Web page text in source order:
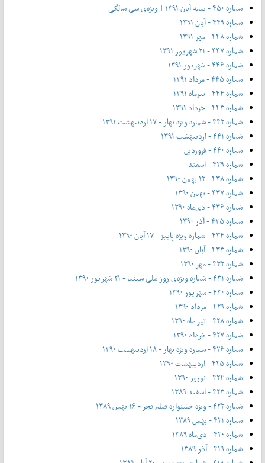
شماره ۴۵۰ - نیمه آبان ۱۳۹۱ | ویژه‌ی سی سالگی
شماره ۴۴۹ - آبان ۱۳۹۱
شماره ۴۴۸ - مهر ۱۳۹۱
شماره ۴۴۷ - ۲۱ شهریور ۱۳۹۱
شماره ۴۴۶ - شهریور ۱۳۹۱
شماره ۴۴۵ - مرداد ۱۳۹۱
شماره ۴۴۴ - تیر‌ماه ۱۳۹۱
شماره ۴۴۳ - خرداد ۱۳۹۱
شماره ۴۴۲ - شماره ویژه بهار - ۱۷ اردیبهشت ۱۳۹۱
شماره ۴۴۱ - اردیبهشت ۱۳۹۱
شماره ۴۴۰ - فروردین
شماره ۴۳۹ - اسفند
شماره ۴۳۸ - ۱۲ بهمن ۱۳۹۰
شماره ۴۳۷ - بهمن ۱۳۹۰
شماره ۴۳۶ - دی‌ماه ۱۳۹۰
شماره ۴۳۵ - آذر ۱۳۹۰
شماره ۴۳۴ - شماره ویژه پاییز - ۱۷ آبان ۱۳۹۰
شماره ۴۳۳ - آبان ۱۳۹۰
شماره ۴۳۲ - مهر ۱۳۹۰
شماره ۴۳۱ - شماره ویژه‌ی روز ملی سینما - ۲۱ شهریور ۱۳۹۰
شماره ۴۳۰ - شهریور ۱۳۹۰
شماره ۴۲۹ - مرداد ۱۳۹۰
شماره ۴۲۸ - تیر ماه ۱۳۹۰
شماره ۴۲۷ - خرداد ۱۳۹۰
شماره ۴۲۶ - شماره ویژه بهار - ۱۸ اردیبهشت ۱۳۹۰
شماره ۴۲۵ - اردیبهشت ۱۳۹۰
شماره ۴۲۴ - نوروز ۱۳۹۰
شماره ۴۲۳ - اسفند ۱۳۸۹
شماره ۴۲۲ - ویژه جشنواره فیلم فجر - ۱۶ بهمن ۱۳۸۹
شماره ۴۲۱ - بهمن ۱۳۸۹
شماره ۴۲۰ - دی‌ماه ۱۳۸۹
شماره ۴۱۹ - آذر ۱۳۸۹